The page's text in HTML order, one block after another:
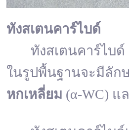
ทังสเตนคาร์ไบด์
ทังสเตนคาร์ไบด์ (
ในรูปพื้นฐานจะมีลัก
หกเหลี่ยม (α-WC) แ